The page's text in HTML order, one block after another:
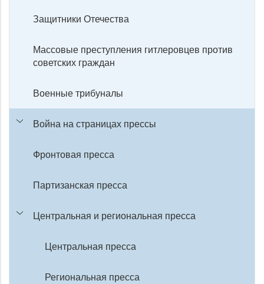
Защитники Отечества
Массовые преступления гитлеровцев против
советских граждан
Военные трибуналы
Война на страницах прессы
Фронтовая пресса
Партизанская пресса
Центральная и региональная пресса
Центральная пресса
Региональная пресса